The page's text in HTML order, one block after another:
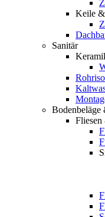
Keile
Sanitär
Bodenbeläge